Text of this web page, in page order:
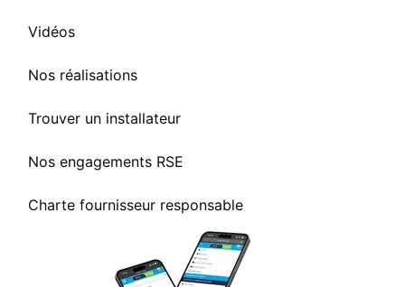
Vidéos
Nos réalisations
Trouver un installateur
Nos engagements RSE
Charte fournisseur responsable